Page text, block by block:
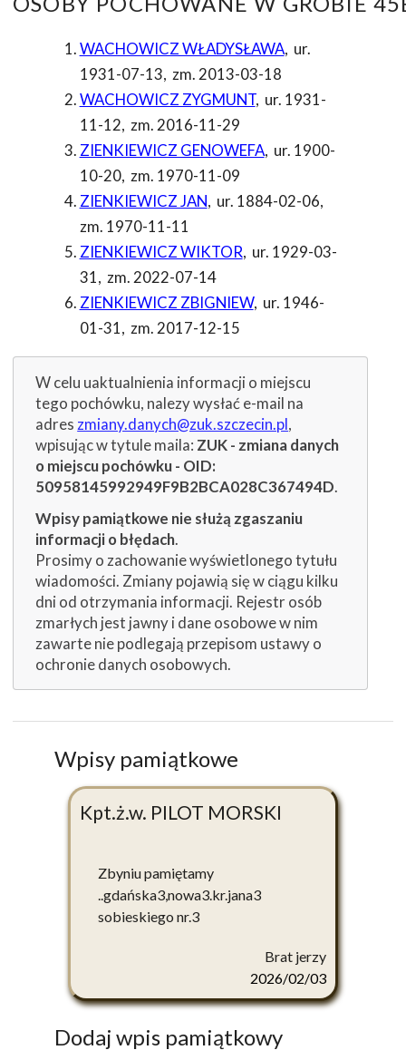
WACHOWICZ WŁADYSŁAWA, ur.
1931-07-13, zm. 2013-03-18
WACHOWICZ ZYGMUNT, ur. 1931-
11-12, zm. 2016-11-29
ZIENKIEWICZ GENOWEFA, ur. 1900-
10-20, zm. 1970-11-09
ZIENKIEWICZ JAN, ur. 1884-02-06,
zm. 1970-11-11
ZIENKIEWICZ WIKTOR, ur. 1929-03-
31, zm. 2022-07-14
ZIENKIEWICZ ZBIGNIEW, ur. 1946-
01-31, zm. 2017-12-15
W celu uaktualnienia informacji o miejscu
tego pochówku, nalezy wysłać e-mail na
adres zmiany.danych@zuk.szczecin.pl,
wpisując w tytule maila: ZUK - zmiana danych
o miejscu pochówku - OID:
50958145992949F9B2BCA028C367494D.
Wpisy pamiątkowe nie służą zgaszaniu
informacji o błędach.
Prosimy o zachowanie wyświetlonego tytułu
wiadomości. Zmiany pojawią się w ciągu kilku
dni od otrzymania informacji. Rejestr osób
zmarłych jest jawny i dane osobowe w nim
zawarte nie podlegają przepisom ustawy o
ochronie danych osobowych.
Wpisy pamiątkowe
Kpt.ż.w. PILOT MORSKI
Zbyniu pamiętamy
..gdańska3,nowa3.kr.jana3
sobieskiego nr.3
Brat jerzy
2026/02/03
Dodaj wpis pamiątkowy